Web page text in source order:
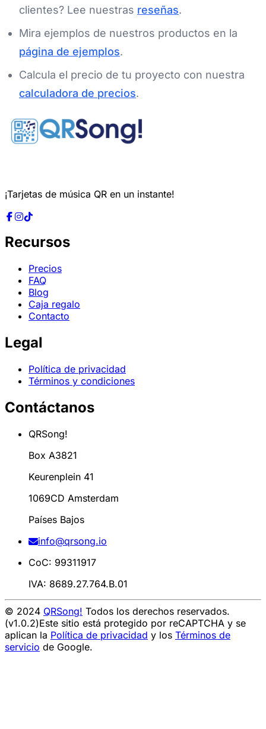
clientes? Lee nuestras reseñas.
Mira ejemplos de nuestros productos en la
página de ejemplos.
Calcula el precio de tu proyecto con nuestra
calculadora de precios.
¡Tarjetas de música QR en un instante!
Recursos
Precios
FAQ
Blog
Caja regalo
Contacto
Legal
Política de privacidad
Términos y condiciones
Contáctanos
QRSong!
Box A3821
Keurenplein 41
1069CD Amsterdam
Países Bajos
info@qrsong.io
CoC: 99311917
IVA: 8689.27.764.B.01
© 2024 QRSong! Todos los derechos reservados.
(v1.0.2)Este sitio está protegido por reCAPTCHA y se
aplican la Política de privacidad y los Términos de
servicio de Google.